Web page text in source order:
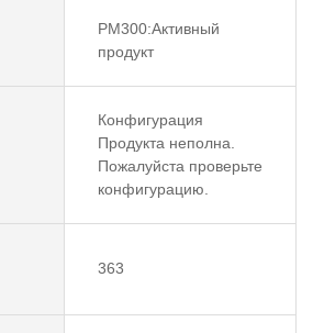
PM300:Активный
продукт
Конфигурация
Продукта неполна.
Пожалуйста проверьте
конфигурацию.
363